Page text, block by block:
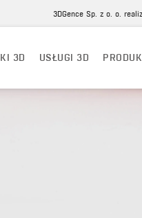
3DGence Sp. z o. o.
3D USŁUGI 3D